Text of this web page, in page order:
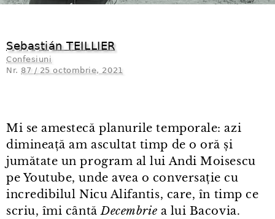
Sebastián TEILLIER
Confesiuni
Nr. 87 / 25 octombrie, 2021
Mi se amestecă planurile temporale: azi
dimineață am ascultat timp de o oră și
jumătate un program al lui Andi Moisescu
pe Youtube, unde avea o conversație cu
incredibilul Nicu Alifantis, care, în timp ce
scriu, îmi cântăDecembrie a lui Bacovia.